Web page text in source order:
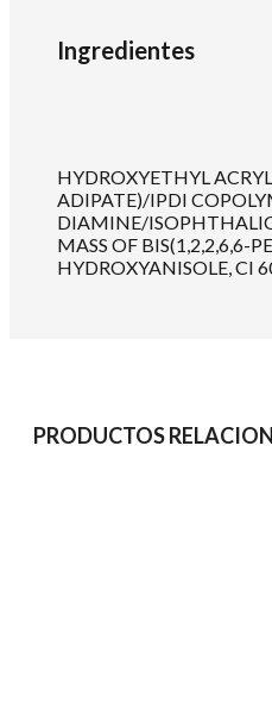
Ingredientes
HYDROXYETHYL
ADIPATE)/IPDI
DIAMINE/
MASS OF BIS(1,2,2,6,6-
HYDROXYANISOLE, CI
PRODUCTOS